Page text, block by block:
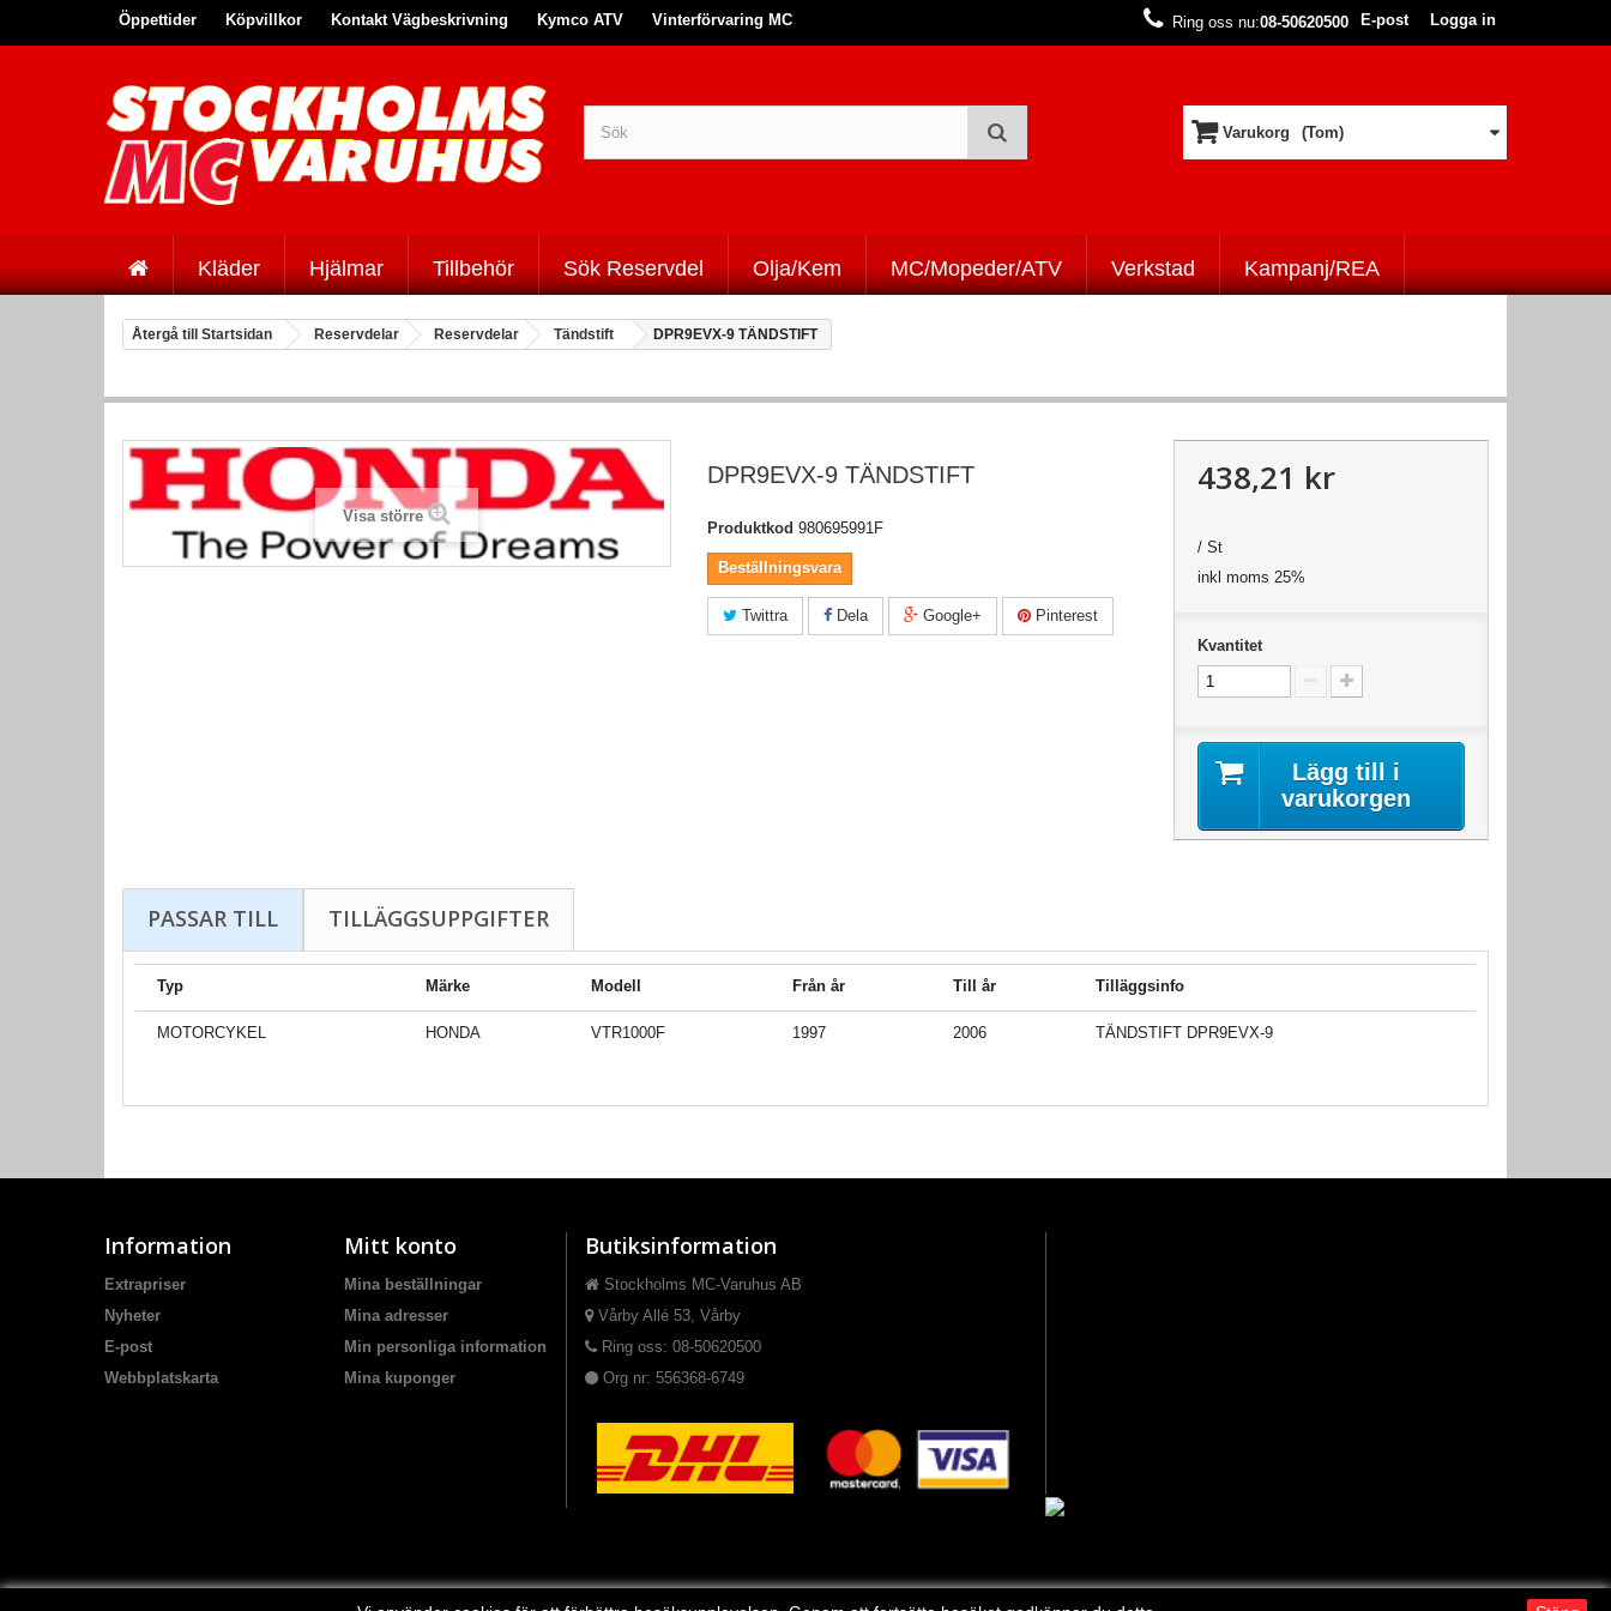
Öppettider Köpvillkor Kontakt Vägbeskrivning Kymco ATV Vinterförvaring MC Logga in
E-post
Ring oss nu:08-50620500
Varukorg (Tom)
Kläder Hjälmar Tillbehör Sök Reservdel Olja/Kem MC/Mopeder/ATV Verkstad Kampanj/REA
Återgå till Startsidan Reservdelar Reservdelar Tändstift DPR9EVX-9 TÄNDSTIFT
Visa större
DPR9EVX-9 TÄNDSTIFT
Produktkod 980695991F
Beställningsvara
Twittra Dela Google+ Pinterest
438,21 kr
/ St
inkl moms 25%
Kvantitet
Lägg till i
varukorgen
PASSAR TILL TILLÄGGSUPPGIFTER
Typ Märke Modell Från år Till år Tilläggsinfo
MOTORCYKEL HONDA VTR1000F 1997 2006 TÄNDSTIFT DPR9EVX-9
Information
Extrapriser
Nyheter
E-post
Webbplatskarta
Mitt konto
Mina beställningar
Mina adresser
Min personliga information
Mina kuponger
Butiksinformation
Stockholms MC-Varuhus AB
Vårby Allé 53, Vårby
Ring oss: 08-50620500
Org nr: 556368-6749